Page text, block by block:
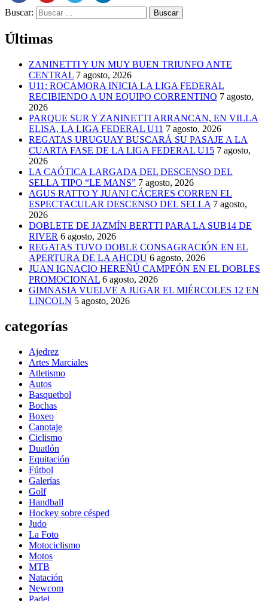
Buscar:
Últimas
ZANINETTI Y UN MUY BUEN TRIUNFO ANTE
CENTRAL 7 agosto, 2026
U11: ROCAMORA INICIA LA LIGA FEDERAL
RECIBIENDO A UN EQUIPO CORRENTINO 7 agosto,
2026
PARQUE SUR Y ZANINETTI ARRANCAN, EN VILLA
ELISA, LA LIGA FEDERAL U11 7 agosto, 2026
REGATAS URUGUAY BUSCARÁ SU PASAJE A LA
CUARTA FASE DE LA LIGA FEDERAL U15 7 agosto,
2026
LA CAÓTICA LARGADA DEL DESCENSO DEL
SELLA TIPO “LE MANS” 7 agosto, 2026
AGUS RATTO Y JUANI CÁCERES CORREN EL
ESPECTACULAR DESCENSO DEL SELLA 7 agosto,
2026
DOBLETE DE JAZMÍN BERTTI PARA LA SUB14 DE
RIVER 6 agosto, 2026
REGATAS TUVO DOBLE CONSAGRACIÓN EN EL
APERTURA DE LA AHCDU 6 agosto, 2026
JUAN IGNACIO HEREÑÚ CAMPEÓN EN EL DOBLES
PROMOCIONAL 6 agosto, 2026
GIMNASIA VUELVE A JUGAR EL MIÉRCOLES 12 EN
LINCOLN 5 agosto, 2026
categorías
Ajedrez
Artes Marciales
Atletismo
Autos
Basquetbol
Bochas
Boxeo
Canotaje
Ciclismo
Duatlón
Equitación
Fútbol
Galerías
Golf
Handball
Hockey sobre césped
Judo
La Foto
Motociclismo
Motos
MTB
Natación
Newcom
Padel